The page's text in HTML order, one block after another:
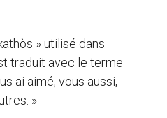
» utilisé dans
traduit avec le terme
ai aimé, vous aussi,
»